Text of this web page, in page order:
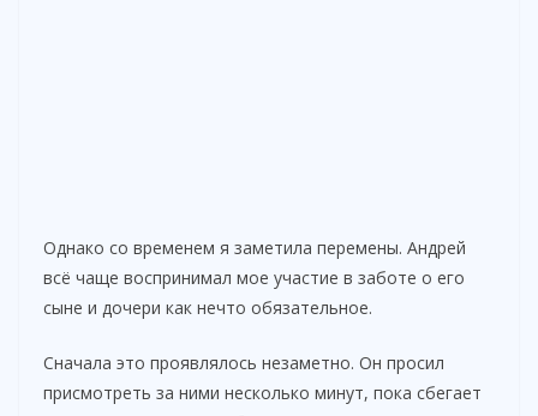
Однако со временем я заметила перемены. Андрей
всё чаще воспринимал мое участие в заботе о его
сыне и дочери как нечто обязательное.
Сначала это проявлялось незаметно. Он просил
присмотреть за ними несколько минут, пока сбегает